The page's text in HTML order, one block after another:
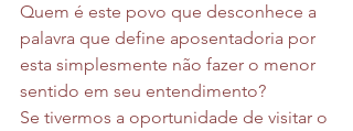
Quem é este povo que desconhece a
palavra que define aposentadoria por
esta simplesmente não fazer o menor
sentido em seu entendimento?
Se tivermos a oportunidade de visitar o